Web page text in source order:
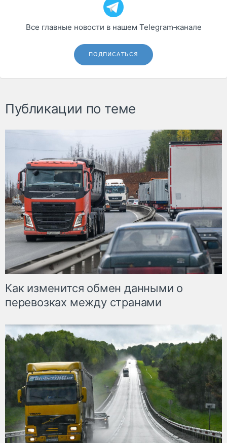
Все главные новости в нашем Telegram‑канале
ПОДПИСАТЬСЯ
Публикации по теме
Как изменится обмен данными о
перевозках между странами